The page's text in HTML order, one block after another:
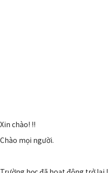
Xin chào! !!
Chào mọi người.